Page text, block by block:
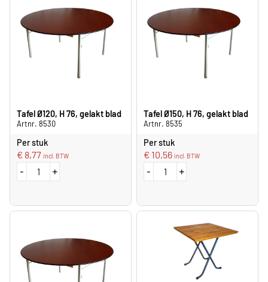
Tafel Ø120, H 76, gelakt blad
Artnr. 8530
Per stuk
€ 8,77 incl. BTW
- +
Tafel Ø150, H 76, gelakt blad
Artnr. 8535
Per stuk
€ 10,56 incl. BTW
- +